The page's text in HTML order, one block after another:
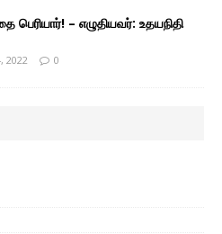
– எழுதியவர்: உதயநிதி
2022 0